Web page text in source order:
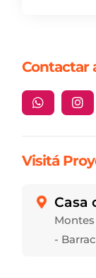
Contactar
 
Visitá
 Casa
-